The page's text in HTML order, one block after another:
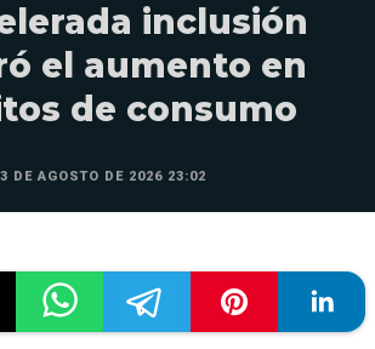
inclusión
el aumento en
de consumo
3 DE AGOSTO DE 2026 23:02